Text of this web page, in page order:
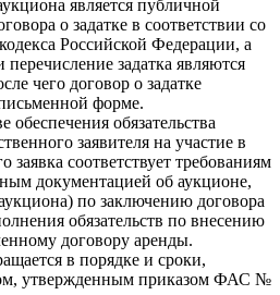
является публичной
о задатке в соответствии со
Российской Федерации, а
перечисление задатка являются
чего договор о задатке
форме.
обеспечения обязательства
заявителя на участие в
заявка соответствует требованиям
документацией об аукционе,
по заключению договора
обязательств по внесению
договору аренды.
в порядке и сроки,
утвержденным приказом ФАС №